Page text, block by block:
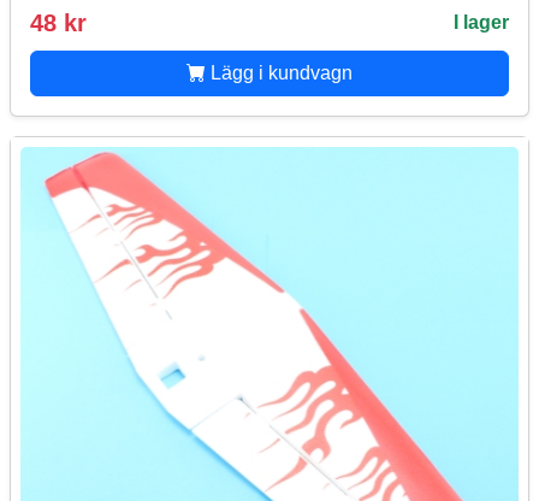
48 kr I lager
Lägg i kundvagn